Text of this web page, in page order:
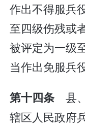
作出不得服兵
至四级伤残或
被评定为一级
当作出免服兵
第十四条县
辖区人民政府